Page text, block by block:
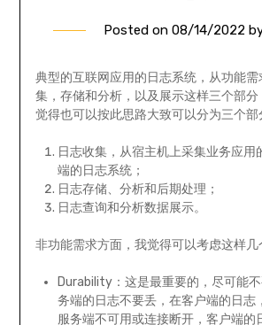
Posted on 08/14/2022
典型的互联网应用的日志系统，从功能
集，存储和分析，以及展示这样三个部
觉得也可以按此思路大致可以分为三个部
日志收集，从宿主机上采集业务应用
端的日志系统；
日志存储、分析和后期处理；
日志查询和分析数据展示。
非功能需求方面，我觉得可以考虑这样几
Durability：这是最重要的，尽可能
务端的日志不要丢，在客户端的日志
服务端不可用或连接断开，客户端的